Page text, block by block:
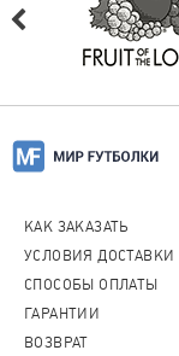
КАК ЗАКАЗАТЬ
УСЛОВИЯ ДОСТАВКИ
СПОСОБЫ ОПЛАТЫ
ГАРАНТИИ
ВОЗВРАТ